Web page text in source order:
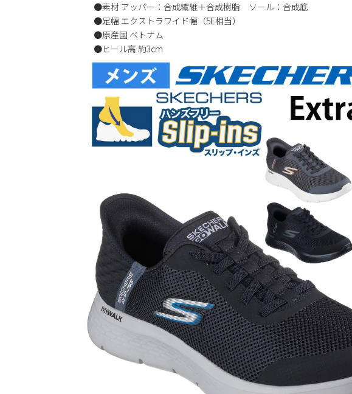
●素材 アッパー：合成繊維＋合成樹脂 ソール：合成底
●足幅 エクストラワイド幅（5E相当）
●原産国 ベトナム
●ヒール高 約3cm